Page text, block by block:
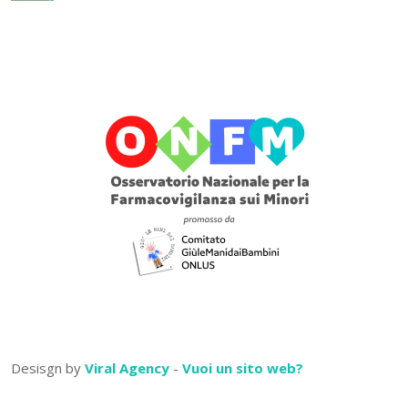
Desisgn by Viral Agency - Vuoi un sito web?